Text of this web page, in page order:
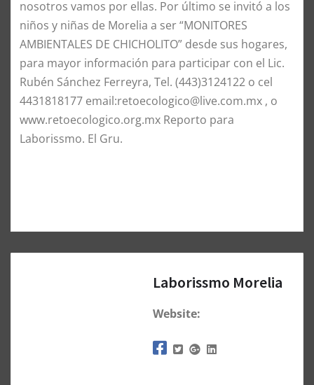
nosotros vamos por ellas. Por último se invitó a los
niños y niñas de Morelia a ser “MONITORES
AMBIENTALES DE CHICHOLITO” desde sus hogares,
para mayor información para participar con el Lic.
Rubén Sánchez Ferreyra, Tel. (443)3124122 o cel
4431818177 email:retoecologico@live.com.mx , o
www.retoecologico.org.mx Reporto para
Laborissmo. El Gru.
Laborissmo Morelia
Website: